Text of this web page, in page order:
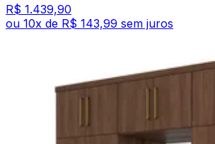
R$ 1.439,90
ou 10x de R$ 143,99 sem juros